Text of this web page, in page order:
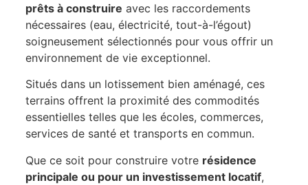
prêts à construire avec les raccordements
nécessaires (eau, électricité, tout-à-l’égout)
soigneusement sélectionnés pour vous offrir un
environnement de vie exceptionnel.
Situés dans un lotissement bien aménagé, ces
terrains offrent la proximité des commodités
essentielles telles que les écoles, commerces,
services de santé et transports en commun.
Que ce soit pour construire votre résidence
principale ou pour un investissement locatif,